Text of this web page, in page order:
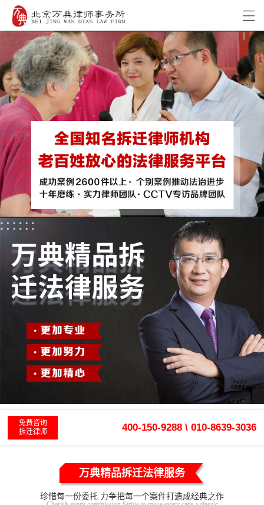
免费咨询
拆迁律师
400-150-9288 \ 010-8639-3036
万典精品拆迁法律服务
珍惜每一份委托 力争把每一个案件打造成经典之作